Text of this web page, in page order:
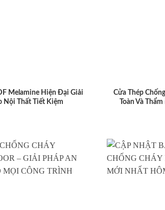
Melamine Hiện Đại Giải
Nội Thất Tiết Kiệm
Cửa Thép
Toàn Và